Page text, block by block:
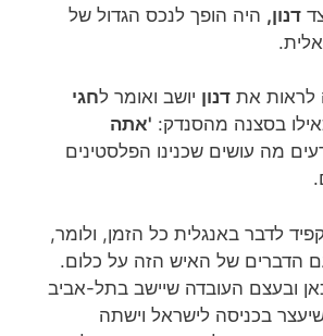
דנון, היה הופך לנכס הגדול של
לראות את דנון יושב ואומר לחגי
בסצנה מהסנדק: 'אתה
מה עושים שכנינו הפלסטינים
לדבר באנגלית כל הזמן, ולומר,
הדברים של האיש הזה על כלום.
ובעצם העובדה שיישב בתל-אביב
בכניסה לישראל וישתה